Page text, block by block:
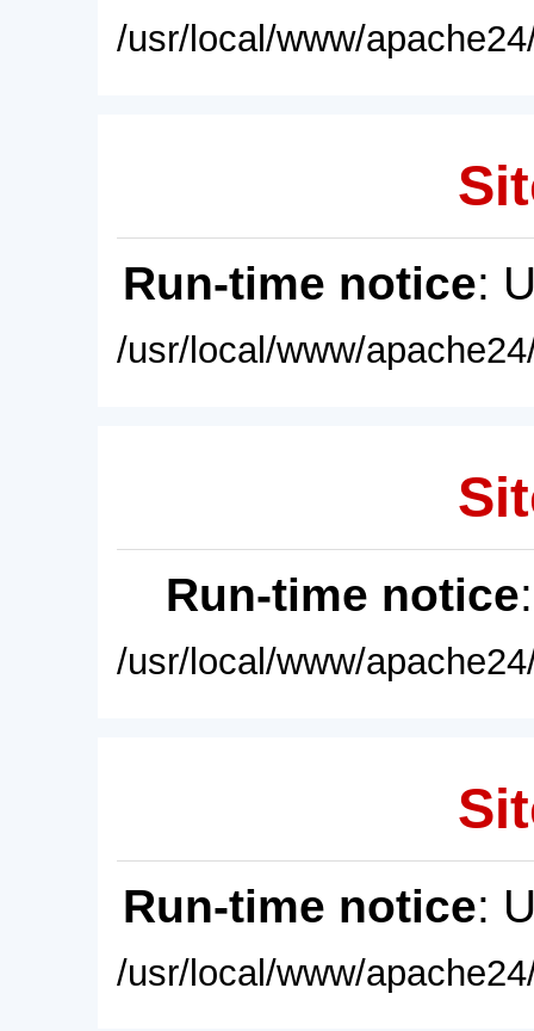
/usr/local/www/
Run-time notice:
/usr/local/www/
Run-time notice
/usr/local/www/
Run-time notice:
/usr/local/www/